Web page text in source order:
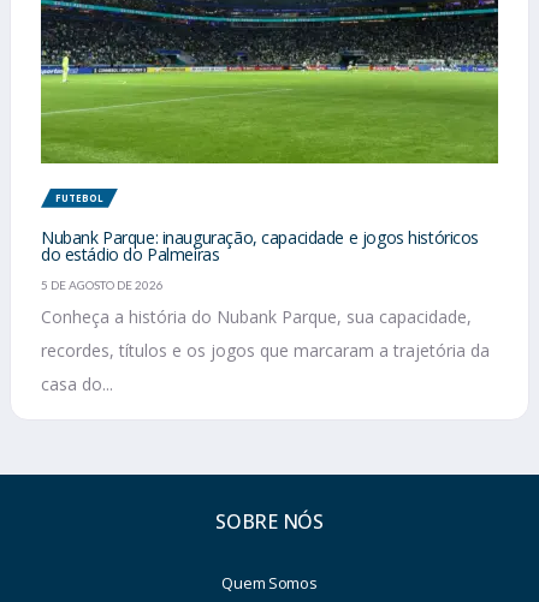
FUTEBOL
Nubank Parque: inauguração, capacidade e jogos históricos
do estádio do Palmeiras
5 DE AGOSTO DE 2026
Conheça a história do Nubank Parque, sua capacidade,
recordes, títulos e os jogos que marcaram a trajetória da
casa do...
SOBRE NÓS
Quem Somos